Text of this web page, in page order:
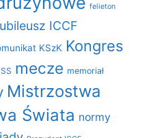
felieton
ICCF
KSzK Kongres
mecze memoriał
Mistrzostwa
Świata normy